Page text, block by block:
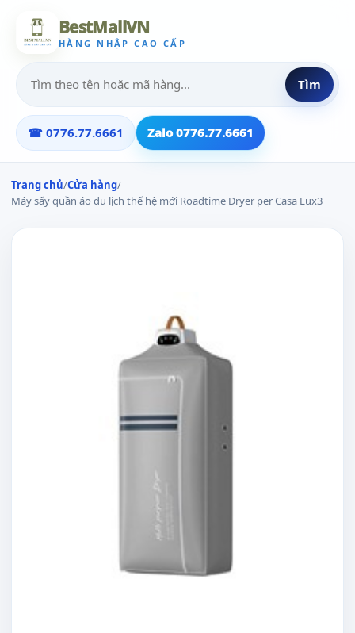
BestMallVN
HÀNG NHẬP CAO CẤP
Tìm
☎ 0776.77.6661 Zalo 0776.77.6661
Trang chủ/Cửa hàng/
Máy sấy quần áo du lịch thế hệ mới Roadtime Dryer per Casa Lux3